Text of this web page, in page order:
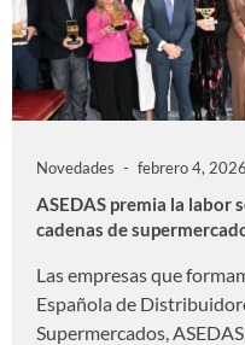
Novedades febrero 4, 2026
ASEDAS premia la labor
cadenas de
Las empresas que
Española de
Supermercados,